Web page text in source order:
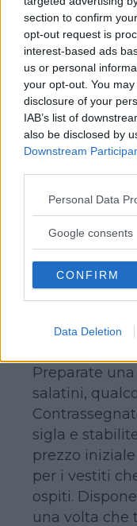
section to confirm
opt-out request is
interest-based ads
us or personal
your opt-out. You
disclosure of your
IAB’s list of
also be disclosed by
Downstream
Please note that this
not limited to your
use your data for
consent section.
Personal Data
Google consents
CONFIRM
Data Deletion
scartati,
amiche e
organizzare
in cui
offerente) gli
L’ASTA
Organizzare
semplice e
pomeriggio in
di amiche
Preparate
salatini,
sigla e
prezzo
per i vestiti
ospiti.
una volta che